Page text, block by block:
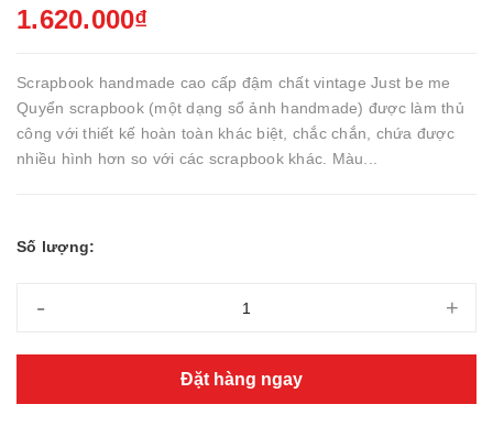
1.620.000₫
Scrapbook handmade cao cấp đậm chất vintage Just be me
Quyển scrapbook (một dạng sổ ảnh handmade) được làm thủ
công với thiết kế hoàn toàn khác biệt, chắc chắn, chứa được
nhiều hình hơn so với các scrapbook khác. Màu...
Số lượng:
- +
Đặt hàng ngay